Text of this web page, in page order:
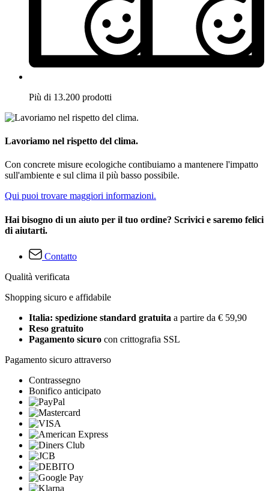
Più di 13.200 prodotti
Lavoriamo nel rispetto del clima.
Con concrete misure ecologiche contibuiamo a mantenere l'impatto
sull'ambiente e sul clima il più basso possibile.
Qui puoi trovare maggiori informazioni.
Hai bisogno di un aiuto per il tuo ordine? Scrivici e saremo felici
di aiutarti.
Contatto
Qualità verificata
Shopping sicuro e affidabile
Italia: spedizione standard gratuita a partire da € 59,90
Reso gratuito
Pagamento sicuro con crittografia SSL
Pagamento sicuro attraverso
Contrassegno
Bonifico anticipato